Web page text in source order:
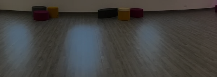
Wirtschaft & Handel